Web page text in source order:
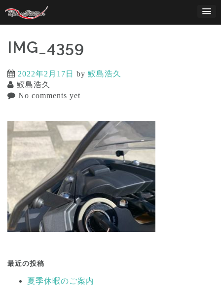
content
IMG_4359
2022年2月17日 by 鮫島浩久
鮫島浩久
No comments yet
稿
ナ
最近の投稿
夏季休暇のご案内